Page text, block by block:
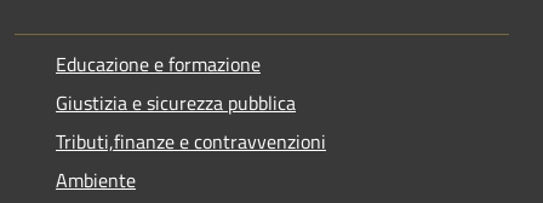
Educazione e formazione
Giustizia e sicurezza pubblica
Tributi,finanze e contravvenzioni
Ambiente